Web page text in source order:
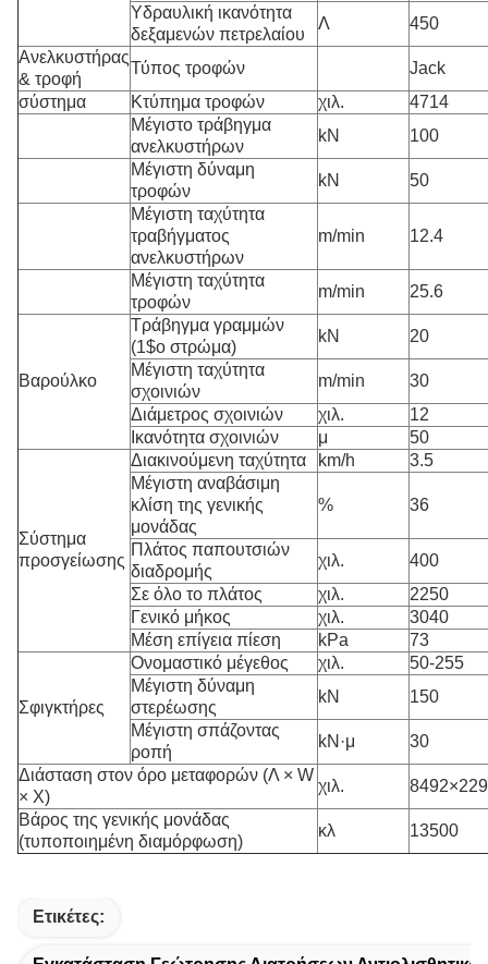
Υδραυλική ικανότητα
δεξαμενών πετρελαίου
Λ
450
Ανελκυστήρας
& τροφή
Τύπος τροφών
Jack
σύστημα
Κτύπημα τροφών χιλ.
4714
Μέγιστο τράβηγμα
ανελκυστήρων
kN
100
Μέγιστη δύναμη
τροφών
kN
50
Μέγιστη ταχύτητα
τραβήγματος
ανελκυστήρων
m/min 12.4
Μέγιστη ταχύτητα
τροφών
m/min 25.6
Βαρούλκο
Τράβηγμα γραμμών
(1$ο στρώμα)
kN
20
Μέγιστη ταχύτητα
σχοινιών
m/min
30
Διάμετρος σχοινιών
χιλ.
12
Ικανότητα σχοινιών
μ 50
Σύστημα
προσγείωσης
Διακινούμενη ταχύτητα km/h
3.5
Μέγιστη αναβάσιμη
κλίση της γενικής
μονάδας
% 36
Πλάτος παπουτσιών
διαδρομής
χιλ.
400
Σε όλο το πλάτος
χιλ.
2250
Γενικό μήκος
χιλ.
3040
Μέση επίγεια πίεση
kPa 73
Σφιγκτήρες
Ονομαστικό μέγεθος χιλ.
50-255
Μέγιστη δύναμη
στερέωσης
kN
150
Μέγιστη σπάζοντας
ροπή
kN·μ
30
Διάσταση στον όρο μεταφορών (Λ × W
× Χ)
χιλ.
Βάρος της γενικής μονάδας
(τυποποιημένη διαμόρφωση)
κλ 13500
Ετικέτες: